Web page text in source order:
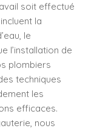
soit effectué
la
le
l’installation de
plombiers
techniques
les
efficaces.
nous